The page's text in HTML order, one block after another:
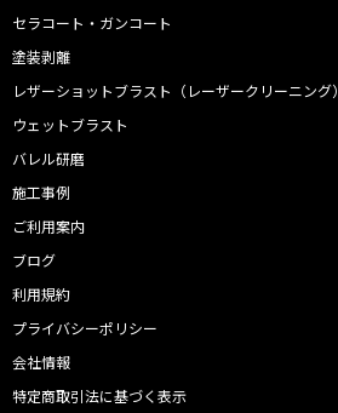
セラコート・ガンコート
塗装剥離
レザーショットブラスト（レーザークリーニング）
ウェットブラスト
バレル研磨
施工事例
ご利用案内
ブログ
利用規約
プライバシーポリシー
会社情報
特定商取引法に基づく表示